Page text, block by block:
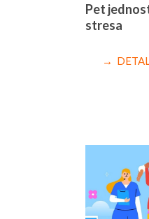
Pet
stresa
→